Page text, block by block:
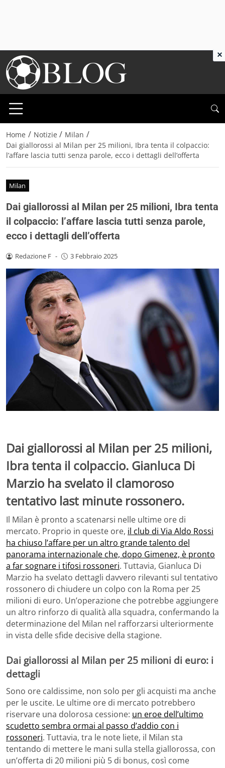
Home / Notizie / Milan /
Dai giallorossi al Milan per 25 milioni, Ibra tenta il colpaccio:
l’affare lascia tutti senza parole, ecco i dettagli dell’offerta
Milan
Dai giallorossi al Milan per 25 milioni, Ibra tenta
il colpaccio: l’affare lascia tutti senza parole,
ecco i dettagli dell’offerta
Redazione F - 3 Febbraio 2025
Dai giallorossi al Milan per 25 milioni,
Ibra tenta il colpaccio. Gianluca Di
Marzio ha svelato il clamoroso
tentativo last minute rossonero.
Il Milan è pronto a scatenarsi nelle ultime ore di
mercato. Proprio in queste ore, il club di Via Aldo Rossi
ha chiuso l’affare per un altro grande talento del
panorama internazionale che, dopo Gimenez, è pronto
a far sognare i tifosi rossoneri. Tuttavia, Gianluca Di
Marzio ha svelato dettagli davvero rilevanti sul tentativo
rossonero di chiudere un colpo con la Roma per 25
milioni di euro. Un’operazione che potrebbe aggiungere
un altro rinforzo di qualità alla squadra, confermando la
determinazione del Milan nel rafforzarsi ulteriormente
in vista delle sfide decisive della stagione.
Dai giallorossi al Milan per 25 milioni di euro: i
dettagli
Sono ore caldissime, non solo per gli acquisti ma anche
per le uscite. Le ultime ore di mercato potrebbero
riservare una dolorosa cessione: un eroe dell’ultimo
scudetto sembra ormai al passo d’addio con i
rossoneri. Tuttavia, tra le note liete, il Milan sta
tentando di mettere le mani sulla stella giallorossa, con
un’offerta di 20 milioni più 5 di bonus, così come
×